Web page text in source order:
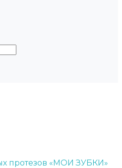
протезов «МОИ ЗУБКИ»